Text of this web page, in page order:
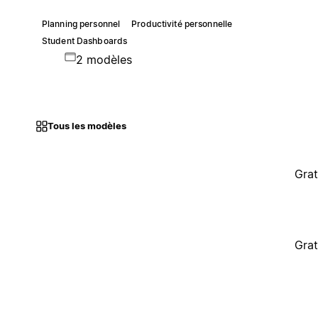
Planning personnel
Productivité personnelle
Student Dashboards
2 modèles
Tous les modèles